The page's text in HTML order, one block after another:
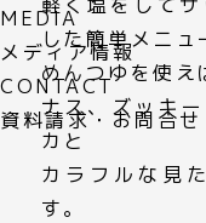
MEDIA
メディア情報
CONTACT
資料請求・お問合せ
した簡単メニュ
めんつゆを使え
ナス、ズッキ
カと
カラフルな見
す。